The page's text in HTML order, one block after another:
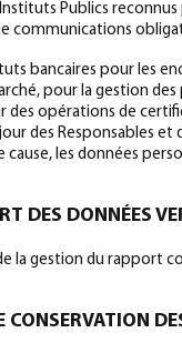
Publics
communications
bancaires pour les
pour la gestion
des opérations de
des Responsables
cause, les données
DES DONNÉES
la gestion du rapport
CONSERVATION